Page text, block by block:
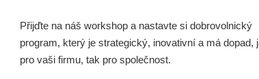
Přijďte na náš workshop a nastavte si dobrovolnický
program, který je strategický, inovativní a má dopad,
pro vaši firmu, tak pro společnost.